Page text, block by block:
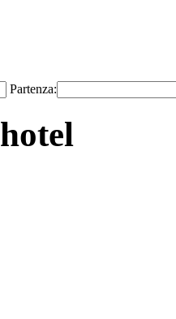
Partenza: